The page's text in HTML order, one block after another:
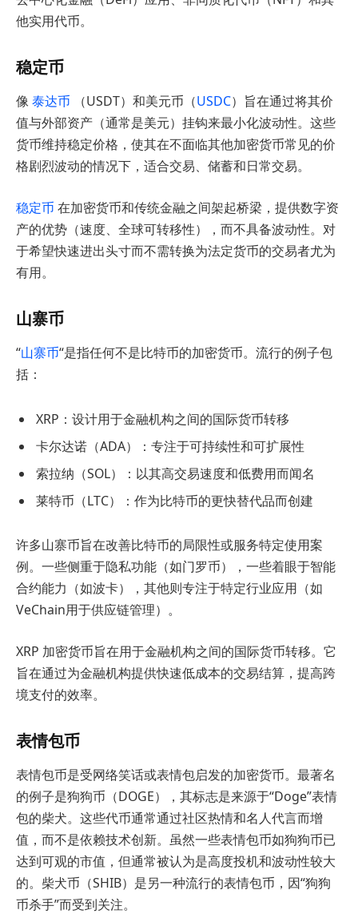
他实用代币。
稳定币
像 泰达币 （USDT）和美元币（USDC）旨在通过将其价
值与外部资产（通常是美元）挂钩来最小化波动性。这些
货币维持稳定价格，使其在不面临其他加密货币常见的价
格剧烈波动的情况下，适合交易、储蓄和日常交易。
稳定币 在加密货币和传统金融之间架起桥梁，提供数字资
产的优势（速度、全球可转移性），而不具备波动性。对
于希望快速进出头寸而不需转换为法定货币的交易者尤为
有用。
山寨币
“山寨币“是指任何不是比特币的加密货币。流行的例子包
括：
XRP：设计用于金融机构之间的国际货币转移
卡尔达诺（ADA）：专注于可持续性和可扩展性
索拉纳（SOL）：以其高交易速度和低费用而闻名
莱特币（LTC）：作为比特币的更快替代品而创建
许多山寨币旨在改善比特币的局限性或服务特定使用案
例。一些侧重于隐私功能（如门罗币），一些着眼于智能
合约能力（如波卡），其他则专注于特定行业应用（如
VeChain用于供应链管理）。
XRP 加密货币旨在用于金融机构之间的国际货币转移。它
旨在通过为金融机构提供快速低成本的交易结算，提高跨
境支付的效率。
表情包币
表情包币是受网络笑话或表情包启发的加密货币。最著名
的例子是狗狗币（DOGE），其标志是来源于“Doge”表情
包的柴犬。这些代币通常通过社区热情和名人代言而增
值，而不是依赖技术创新。虽然一些表情包币如狗狗币已
达到可观的市值，但通常被认为是高度投机和波动性较大
的。柴犬币（SHIB）是另一种流行的表情包币，因“狗狗
币杀手”而受到关注。